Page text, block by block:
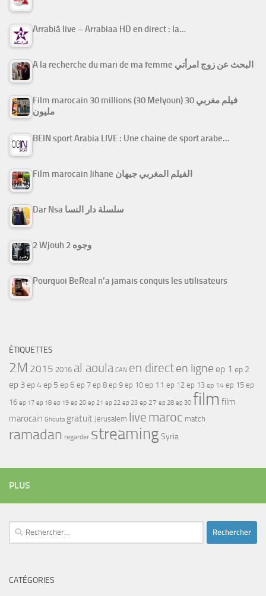
Arrabiâ live – Arrabiaa HD en direct : la…
A la recherche du mari de ma femme البحث عن زوج امرأتي
Film marocain 30 millions (30 Melyoun) فيلم مغربي 30
مليون
BEIN sport Arabia LIVE : Une chaine de sport arabe…
Film marocain Jihane الفيلم المغربي جيهان
Dar Nsa سلسلة دار النسا
2 Wjouh 2 وجوه
Pourquoi BeReal n’a jamais conquis les utilisateurs
ÉTIQUETTES
2M 2015 2016 al aoula CAN en directen ligne ep 1 ep 2
ep 3ep 4ep 5 ep 6 ep 7 ep 8 ep 9 ep 10 ep 11 ep 12 ep 13 ep 14 ep 15 ep
16 ep 17 ep 18 ep 19 ep 20 ep 21 ep 22 ep 23 ep 27 ep 28 ep 30 film film
marocain Ghouta gratuit Jerusalem live maroc match
ramadan regarder streamingSyria
PLUS
Rechercher :
CATÉGORIES